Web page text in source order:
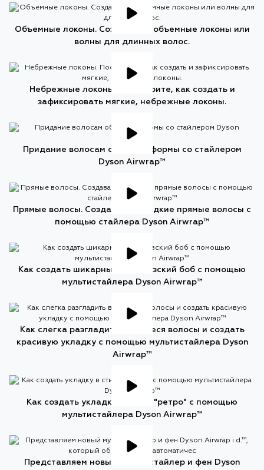
Объемные локоны. Создавайте объемные локоны или
волны для длинных волос.
Небрежные локоны. Посмотрите, как создать и
зафиксировать мягкие, небрежные локоны.
Придание волосам объема и формы со стайлером
Dyson Airwrap™
Прямые волосы. Создавайте гладкие прямые волосы с
помощью стайлера Dyson Airwrap™
Как создать шикарный французский боб с помощью
мультистайлера Dyson Airwrap™
Как слегка разгладить вьющиеся волосы и создать
красивую укладку с помощью мультистайлера Dyson
Airwrap™
Как создать укладку в стиле "ретро" с помощью
мультистайлера Dyson Airwrap™
Представляем новый мультистайлер и фен Dyson